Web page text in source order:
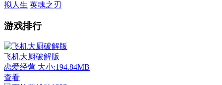
拟人生 英魂之刃
游戏排行
飞机大厨破解版
恋爱经营 大小:194.84MB
查看